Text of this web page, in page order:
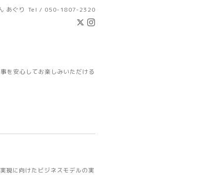
あぐり Tel / 050-1807-2320
を安心してお楽しみいただける
現に向けたビジネスモデルの実